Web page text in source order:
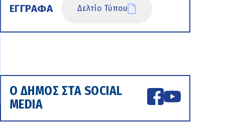
ΕΓΓΡΑΦΑ Δελτίο Τύπου
Ο ΔΗΜΟΣ ΣΤΑ SOCIAL
MEDIA